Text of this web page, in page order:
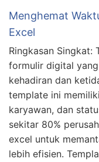
Menghemat
Excel
Ringkasan Singkat:
formulir digital
kehadiran dan
template ini
karyawan, dan
sekitar 80%
excel untuk
lebih efisien.